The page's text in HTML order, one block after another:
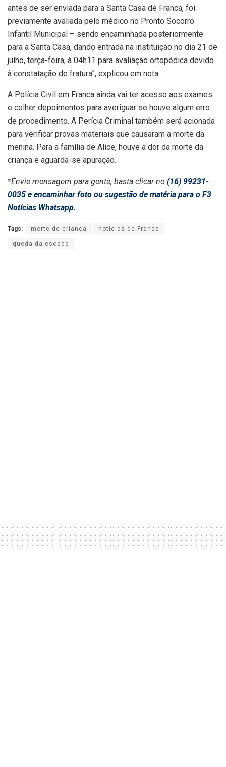
antes de ser enviada para a Santa Casa de Franca, foi
previamente avaliada pelo médico no Pronto Socorro
Infantil Municipal – sendo encaminhada posteriormente
para a Santa Casa, dando entrada na instituição no dia 21 de
julho, terça-feira, à 04h11 para avaliação ortopédica devido
à constatação de fratura”, explicou em nota.
A Polícia Civil em Franca ainda vai ter acesso aos exames
e colher depoimentos para averiguar se houve algum erro
de procedimento. A Perícia Criminal também será acionada
para verificar provas materiais que causaram a morte da
menina. Para a família de Alice, houve a dor da morte da
criança e aguarda-se apuração.
*Envie mensagem para gente, basta clicar no (16) 99231-
0035 e encaminhar foto ou sugestão de matéria para o F3
Notícias Whatsapp.
Tags: morte de criança notícias de Franca
queda da escada